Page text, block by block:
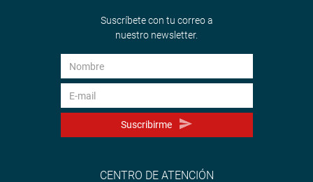
Suscríbete con tu correo a
nuestro newsletter.
Suscribirme
CENTRO DE ATENCIÓN